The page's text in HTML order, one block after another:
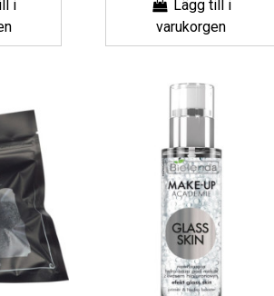
i
Lägg till i
varukorgen